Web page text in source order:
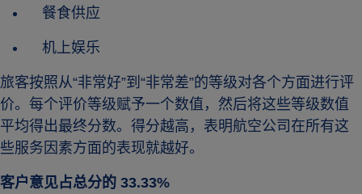
餐食供应
机上娱乐
旅客按照从“非常好”到“非常差”的等级对各个方面进行评
价。每个评价等级赋予一个数值，然后将这些等级数值
平均得出最终分数。得分越高，表明航空公司在所有这
些服务因素方面的表现就越好。
客户意见占总分的 33.33%